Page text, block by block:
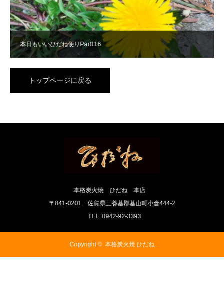
本日もいいひだね便りPart116
トップページに戻る
本格炭火焼 ひだね 本店
〒841-0201 佐賀県三養基郡基山町小倉444-2
TEL. 0942-92-3393
Copyright © 本格炭火焼 ひだね